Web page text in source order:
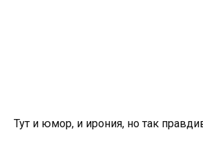
Тут и юмор, и ирония, но так